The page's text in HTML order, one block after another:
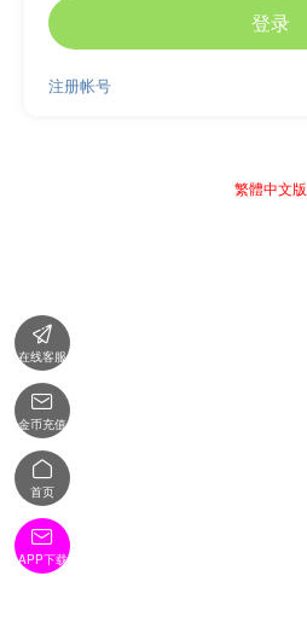
登录
注册帐号
繁體中文版

在线客服

金币充值

首页

APP下载